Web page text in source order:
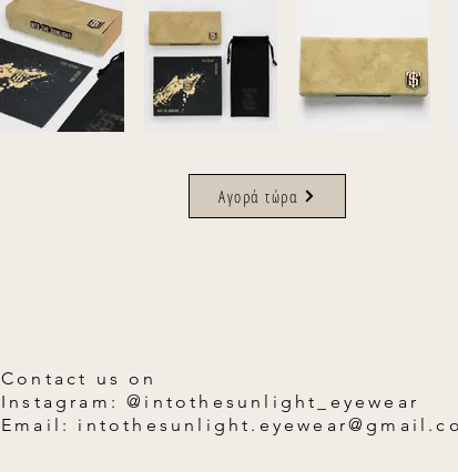
Αγορά τώρα
Contact us on
Instagram: @intothesunlight_eyewear
Email: